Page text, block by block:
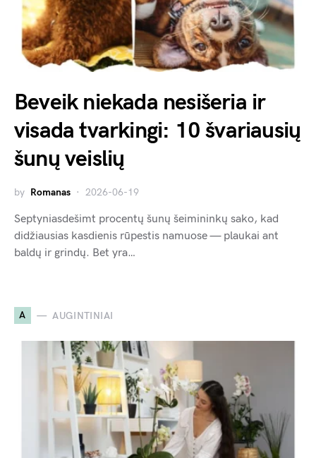
Beveik niekada nesišeria ir
visada tvarkingi: 10 švariausių
šunų veislių
by Romanas 2026-06-19
Septyniasdešimt procentų šunų šeimininkų sako, kad
didžiausias kasdienis rūpestis namuose — plaukai ant
baldų ir grindų. Bet yra…
A AUGINTINIAI